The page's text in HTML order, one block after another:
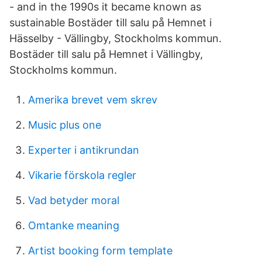
- and in the 1990s it became known as
sustainable Bostäder till salu på Hemnet i
Hässelby - Vällingby, Stockholms kommun.
Bostäder till salu på Hemnet i Vällingby,
Stockholms kommun.
Amerika brevet vem skrev
Music plus one
Experter i antikrundan
Vikarie förskola regler
Vad betyder moral
Omtanke meaning
Artist booking form template